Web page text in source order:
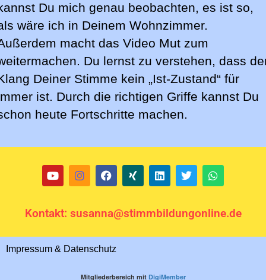
Du mich genau beobachten, es ist so,
wäre ich in Deinem Wohnzimmer.
macht das Video Mut zum
Du lernst zu verstehen, dass
Deiner Stimme kein „Ist-Zustand“ für
ist. Durch die richtigen Griffe kannst Du
heute Fortschritte machen.
Kontakt: susanna@stimmbildungonline.de
Impressum & Datenschutz
Mitgliederbereich mit DigiMember